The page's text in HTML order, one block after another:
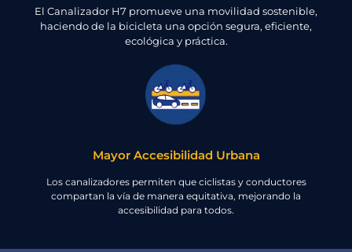
El Canalizador H7 promueve una movilidad sostenible,
haciendo de la bicicleta una opción segura, eficiente,
ecológica y práctica.
Mayor Accesibilidad Urbana
Los canalizadores permiten que ciclistas y conductores
compartan la vía de manera equitativa, mejorando la
accesibilidad para todos.